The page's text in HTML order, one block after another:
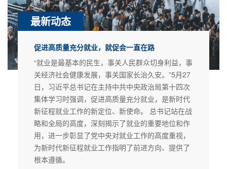
最新动态
促进高质量充分就业，就促会一直在路
上
“就业是最基本的民生，事关人民群众切身利益，事
关经济社会健康发展，事关国家长治久安。”5月27
日，习近平总书记在主持中共中央政治局第十四次
集体学习时强调，促进高质量充分就业，是新时代
新征程就业工作的新定位、新使命。 总书记站在战
略和全局的高度，深刻揭示了就业的重要地位和作
用，进一步彰显了党中央对就业工作的高度重视，
为新时代新征程就业工作指明了前进方向、提供了
根本遵循。